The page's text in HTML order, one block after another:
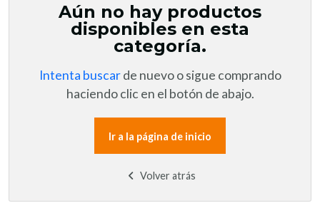
Aún no hay productos
disponibles en esta
categoría.
Intenta buscarde nuevo o sigue comprando
haciendo clic en el botón de abajo.
Ir a la página de inicio
Volver atrás